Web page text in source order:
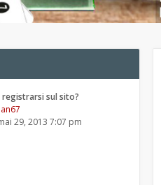
registrarsi sul sito?
29, 2013 7:07 pm